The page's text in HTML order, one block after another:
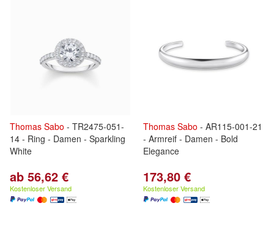
Thomas Sabo - TR2475-051-
14 - Ring - Damen - Sparkling
White
ab 56,62 €
Kostenloser Versand
Thomas Sabo - AR115-001-21
- Armreif - Damen - Bold
Elegance
173,80 €
Kostenloser Versand